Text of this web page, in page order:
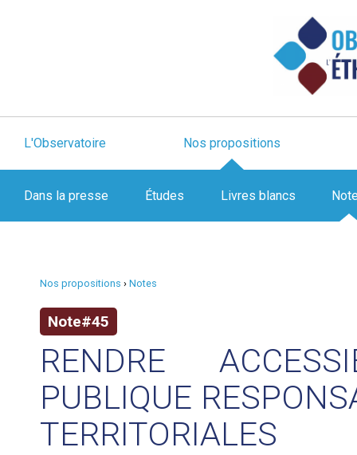
L'Observatoire Nos propositions
Dans la presse Études Livres blancs
Nos propositions › Notes
Note#45
RENDRE
PUBLIQUE
TERRITORIALES